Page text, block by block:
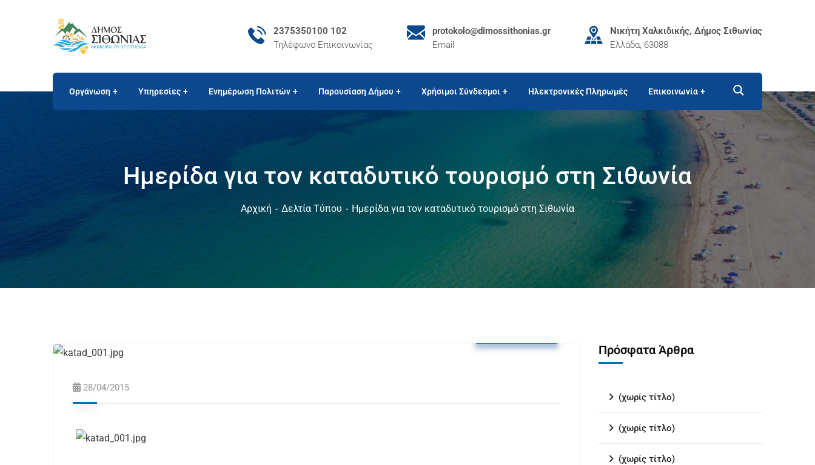
2375350100 102
Τηλέφωνο Επικοινωνίας
protokolo@dimossithonias.gr
Email
Νικήτη Χαλκιδικής, Δήμος Σιθωνίας
Ελλάδα, 63088
Οργάνωση Υπηρεσίες Ενημέρωση Πολιτών Παρουσίαση Δήμου Χρήσιμοι Σύνδεσμοι Ηλεκτρονικές Πληρωμές Επικοινωνία
Ημερίδα για τον καταδυτικό τουρισμό στη Σιθωνία
Αρχική Δελτία Τύπου Ημερίδα για τον καταδυτικό τουρισμό στη Σιθωνία
28/04/2015
Πρόσφατα Άρθρα
(χωρίς τίτλο)
(χωρίς τίτλο)
(χωρίς τίτλο)